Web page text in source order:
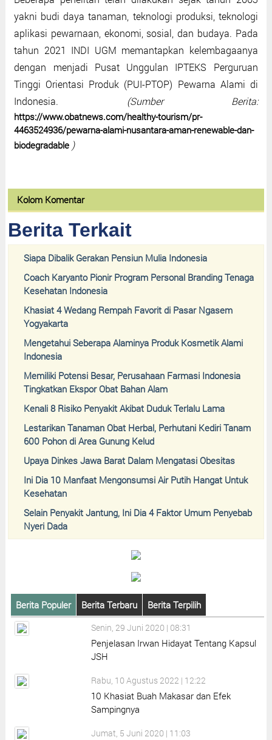
yakni budi daya tanaman, teknologi produksi, teknologi
aplikasi pewarnaan, ekonomi, sosial, dan budaya. Pada
tahun 2021 INDI UGM memantapkan kelembagaanya
dengan menjadi Pusat Unggulan IPTEKS Perguruan
Tinggi Orientasi Produk (PUI-PTOP) Pewarna Alami di
Indonesia. (Sumber Berita:
https://www.obatnews.com/healthy-tourism/pr-
4463524936/pewarna-alami-nusantara-aman-renewable-dan-
biodegradable )
Kolom Komentar
Berita Terkait
Siapa Dibalik Gerakan Pensiun Mulia Indonesia
Coach Karyanto Pionir Program Personal Branding Tenaga
Kesehatan Indonesia
Khasiat 4 Wedang Rempah Favorit di Pasar Ngasem
Yogyakarta
Mengetahui Seberapa Alaminya Produk Kosmetik Alami
Indonesia
Memiliki Potensi Besar, Perusahaan Farmasi Indonesia
Tingkatkan Ekspor Obat Bahan Alam
Kenali 8 Risiko Penyakit Akibat Duduk Terlalu Lama
Lestarikan Tanaman Obat Herbal, Perhutani Kediri Tanam
600 Pohon di Area Gunung Kelud
Upaya Dinkes Jawa Barat Dalam Mengatasi Obesitas
Ini Dia 10 Manfaat Mengonsumsi Air Putih Hangat Untuk
Kesehatan
Selain Penyakit Jantung, Ini Dia 4 Faktor Umum Penyebab
Nyeri Dada
Berita Populer Berita Terbaru Berita Terpilih
Senin, 29 Juni 2020 | 08:31
Penjelasan Irwan Hidayat Tentang Kapsul
JSH
Rabu, 10 Agustus 2022 | 12:22
10 Khasiat Buah Makasar dan Efek
Sampingnya
Jumat, 5 Juni 2020 | 11:03